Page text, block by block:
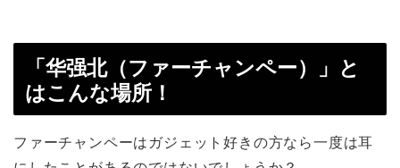
「华强北（ファーチャンペー）」と
はこんな場所！
ファーチャンペーはガジェット好きの方なら一度は耳